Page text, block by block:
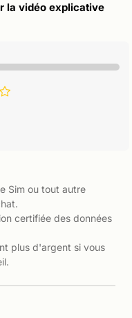
la vidéo explicative
Sim ou tout autre
certifiée des données
plus d'argent si vous